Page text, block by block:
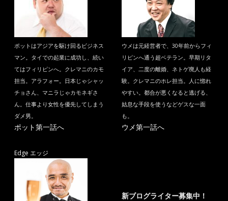
ポットはアジアを駆け回るビジネス
マン。タイでの起業に成功し、続い
てはフィリピンへ。クレマニのカモ
担当。アラフォー。日本じゃシャッ
チョさん、マニラじゃカモネギさ
ん。仕事より女性を優先してしまう
ダメ男。
ポット第一話へ
ウメは元経営者で、30年前からフィ
リピンへ通う超ベテラン。早期リタ
イア、二度の離婚、ネトゲ廃人も経
験。クレマニのホレ担当。人に惚れ
やすい。都合が悪くなると逃げる、
姑息な手段を使うなどゲスな一面
も。
ウメ第一話へ
Edge エッジ
新ブログライター募集中！